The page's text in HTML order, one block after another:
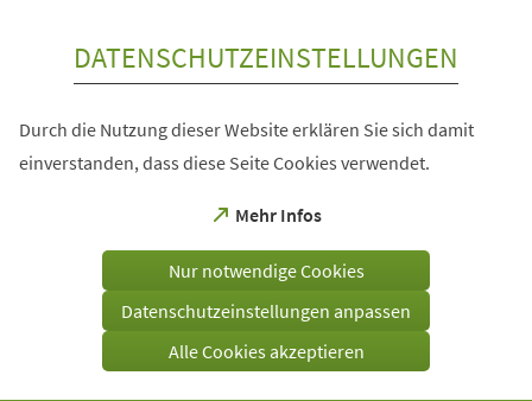
DATENSCHUTZEINSTELLUNGEN
Durch die Nutzung dieser Website erklären Sie sich damit
einverstanden, dass diese Seite Cookies verwendet.
Mehr Infos
(Öffnet
einem
Tab)
Nur notwendige Cookies
Datenschutzeinstellungen anpassen
Alle Cookies akzeptieren